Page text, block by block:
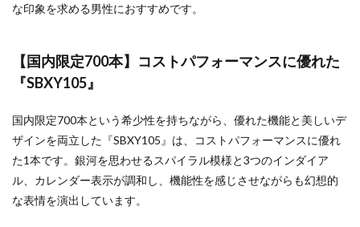
な印象を求める男性におすすめです。
【国内限定700本】コストパフォーマンスに優れた
『SBXY105』
国内限定700本という希少性を持ちながら、優れた機能と美しいデ
ザインを両立した『SBXY105』は、コストパフォーマンスに優れ
た1本です。銀河を思わせるスパイラル模様と3つのインダイア
ル、カレンダー表示が調和し、機能性を感じさせながらも幻想的
な表情を演出しています。